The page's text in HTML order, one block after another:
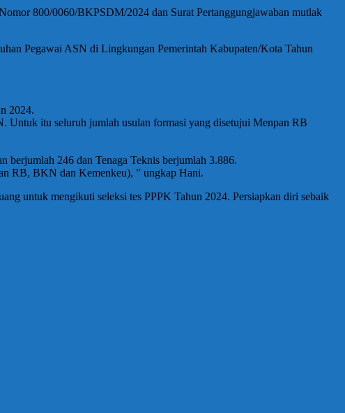
800/0060/BKPSDM/2024 dan Surat Pertanggungjawaban mutlak
Pegawai ASN di Lingkungan Pemerintah Kabupaten/Kota Tahun
2024.
Untuk itu seluruh jumlah usulan formasi yang disetujui Menpan RB
berjumlah 246 dan Tenaga Teknis berjumlah 3.886.
RB, BKN dan Kemenkeu), ” ungkap Hani.
untuk mengikuti seleksi tes PPPK Tahun 2024. Persiapkan diri sebaik